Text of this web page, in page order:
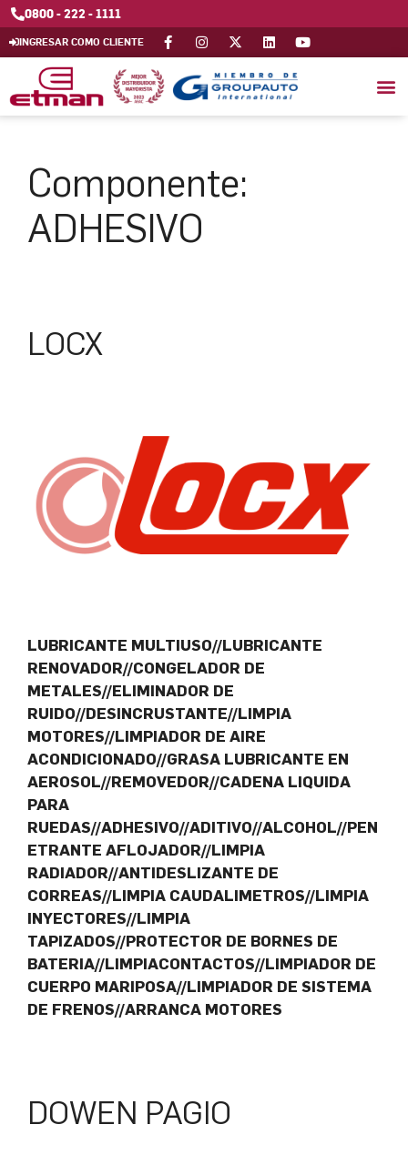
0800 - 222 - 1111
INGRESAR COMO CLIENTE
Componente:
ADHESIVO
LOCX
LUBRICANTE MULTIUSO//LUBRICANTE
RENOVADOR//CONGELADOR DE
METALES//ELIMINADOR DE
RUIDO//DESINCRUSTANTE//LIMPIA
MOTORES//LIMPIADOR DE AIRE
ACONDICIONADO//GRASA LUBRICANTE EN
AEROSOL//REMOVEDOR//CADENA LIQUIDA
PARA
RUEDAS//ADHESIVO//ADITIVO//ALCOHOL//PEN
ETRANTE AFLOJADOR//LIMPIA
RADIADOR//ANTIDESLIZANTE DE
CORREAS//LIMPIA CAUDALIMETROS//LIMPIA
INYECTORES//LIMPIA
TAPIZADOS//PROTECTOR DE BORNES DE
BATERIA//LIMPIACONTACTOS//LIMPIADOR DE
CUERPO MARIPOSA//LIMPIADOR DE SISTEMA
DE FRENOS//ARRANCA MOTORES
DOWEN PAGIO